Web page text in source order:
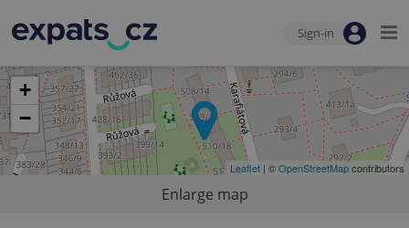
Sign-in
+
−
Leaflet | ©OpenStreetMapcontributors
Enlarge map